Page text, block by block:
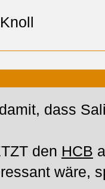
dass
den HCB
wäre,